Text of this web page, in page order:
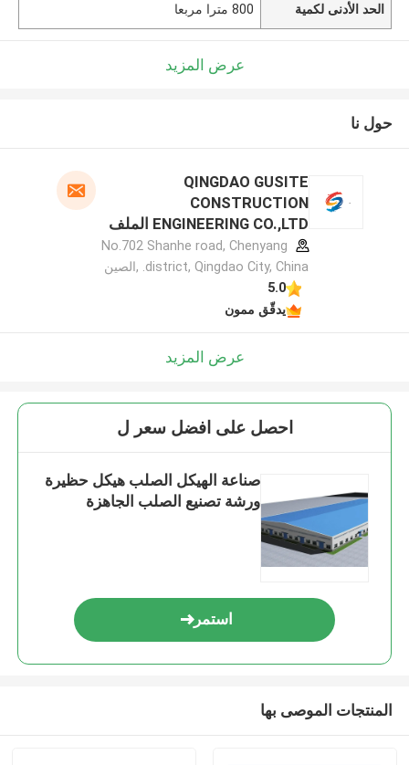
الحد الأدنى لكمية 800 مترا مربعا
عرض المزيد
حول نا
QINGDAO GUSITE
CONSTRUCTION
ENGINEERING CO.,LTD الملف
الشركة المصنعة
No.702 Shanhe road, Chenyang
district, Qingdao City, China. ,الصين
5.0
يدقّق ممون
عرض المزيد
احصل على افضل سعر ل
صناعة الهيكل الصلب هيكل حظيرة
ورشة تصنيع الصلب الجاهزة
استمر
المنتجات الموصى بها